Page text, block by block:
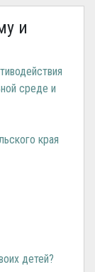
и
среде и
края
детей?